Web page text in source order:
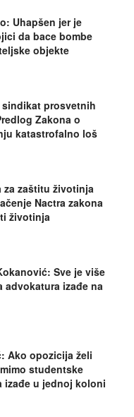
Uhapšen jer je
da bace bombe
objekte
sindikat prosvetnih
Zakona o
katastrofalno loš
za zaštitu životinja
Nactra zakona
životinja
Sve je više
advokatura izađe na
Ako opozicija želi
studentske
izađe u jednoj koloni